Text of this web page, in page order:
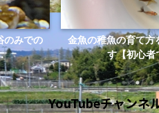
のみでの
金魚の稚魚の育て方
す【初心者
YouTubeチャンネ